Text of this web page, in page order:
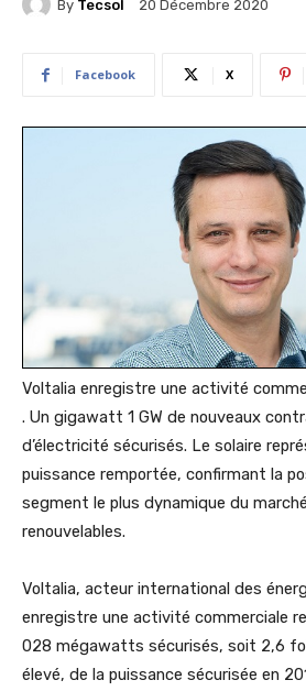
By Tecsol 20 Décembre 2020
Facebook X
Voltalia enregistre une activité
. Un gigawatt 1 GW de nouveaux
d’électricité sécurisés. Le solaire
puissance remportée, confirmant la
segment le plus dynamique du
renouvelables.
Voltalia, acteur international des
enregistre une activité commerciale
028 mégawatts sécurisés, soit 2,6
élevé, de la puissance sécurisée en